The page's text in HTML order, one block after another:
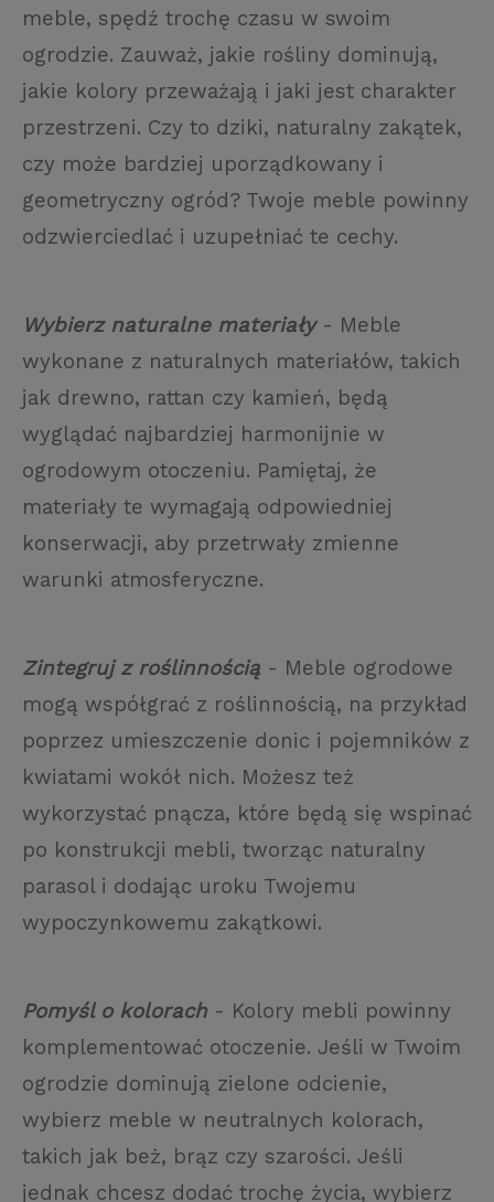
meble, spędź trochę czasu w swoim
ogrodzie. Zauważ, jakie rośliny dominują,
jakie kolory przeważają i jaki jest charakter
przestrzeni. Czy to dziki, naturalny zakątek,
czy może bardziej uporządkowany i
geometryczny ogród? Twoje meble powinny
odzwierciedlać i uzupełniać te cechy.
Wybierz naturalne materiały- Meble
wykonane z naturalnych materiałów, takich
jak drewno, rattan czy kamień, będą
wyglądać najbardziej harmonijnie w
ogrodowym otoczeniu. Pamiętaj, że
materiały te wymagają odpowiedniej
konserwacji, aby przetrwały zmienne
warunki atmosferyczne.
Zintegruj z roślinnością - Meble ogrodowe
mogą współgrać z roślinnością, na przykład
poprzez umieszczenie donic i pojemników z
kwiatami wokół nich. Możesz też
wykorzystać pnącza, które będą się wspinać
po konstrukcji mebli, tworząc naturalny
parasol i dodając uroku Twojemu
wypoczynkowemu zakątkowi.
Pomyśl o kolorach - Kolory mebli powinny
komplementować otoczenie. Jeśli w Twoim
ogrodzie dominują zielone odcienie,
wybierz meble w neutralnych kolorach,
takich jak beż, brąz czy szarości. Jeśli
jednak chcesz dodać trochę życia, wybierz